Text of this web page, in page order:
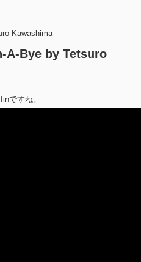
Kawashima
A-Bye by Tetsuro
ですね。